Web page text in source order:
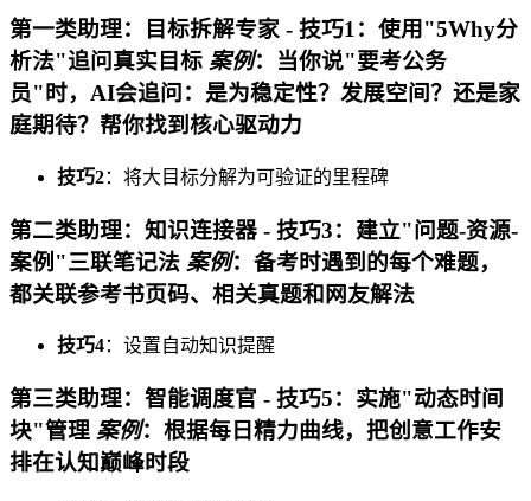
第一类助理：目标拆解专家 - 技巧1 ：使用"5Why分
析法"追问真实目标 案例：当你说"要考公务
员"时，AI会追问：是为稳定性？发展空间？还是家
庭期待？帮你找到核心驱动力
技巧2：将大目标分解为可验证的里程碑
第二类助理：知识连接器 - 技巧3：建立"问题-资源-
案例"三联笔记法 案例：备考时遇到的每个难题，
都关联参考书页码、相关真题和网友解法
技巧4：设置自动知识提醒
第三类助理：智能调度官 - 技巧5：实施"动态时间
块"管理 案例：根据每日精力曲线，把创意工作安
排在认知巅峰时段